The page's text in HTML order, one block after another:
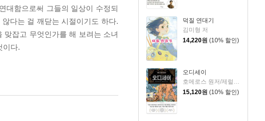
덕질 연대기
김미형 저
14,220원 (10% 할인)
오디세이
호메로스 원저/제럴딘 매코크런 글/김재용 역/장시은 감수
15,120원 (10% 할인)
대함으로써 그들의 일상이 수정되
다는 걸 깨닫는 시절이기도 하다.
잡고 무엇인가를 해 보려는 소녀
이다.